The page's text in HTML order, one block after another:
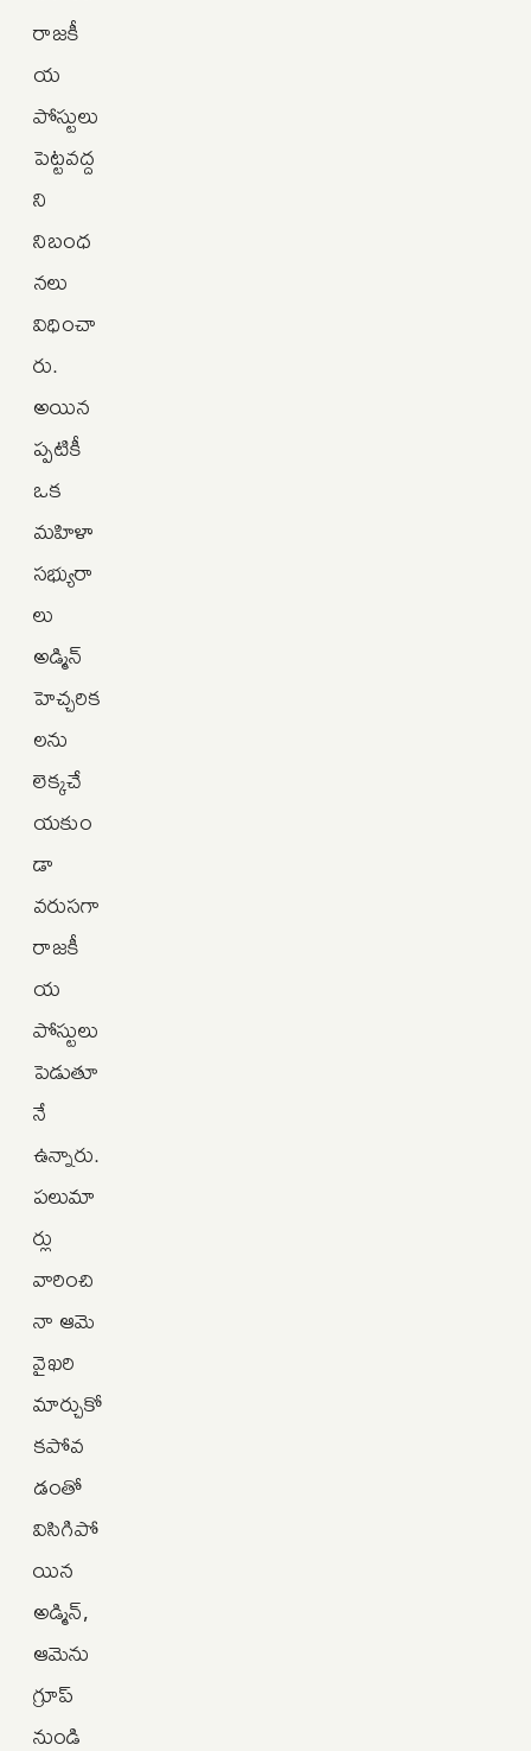
రాజకీ
య
పోస్టులు
పెట్టవద్ద
ని
నిబంధ
నలు
విధించా
రు.
అయిన
ప్పటికీ
ఒక
మహిళా
సభ్యురా
లు
అడ్మిన్
హెచ్చరిక
లను
లెక్కచే
యకుం
డా
వరుసగా
రాజకీ
య
పోస్టులు
పెడుతూ
నే
ఉన్నారు.
పలుమా
ర్లు
వారించి
నా ఆమె
వైఖరి
మార్చుకో
కపోవ
డంతో
విసిగిపో
యిన
అడ్మిన్,
ఆమెను
గ్రూప్
నుండి